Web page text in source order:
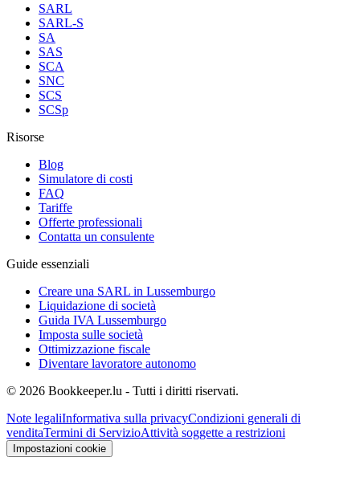
SARL
SARL-S
SA
SAS
SCA
SNC
SCS
SCSp
Risorse
Blog
Simulatore di costi
FAQ
Tariffe
Offerte professionali
Contatta un consulente
Guide essenziali
Creare una SARL in Lussemburgo
Liquidazione di società
Guida IVA Lussemburgo
Imposta sulle società
Ottimizzazione fiscale
Diventare lavoratore autonomo
© 2026 Bookkeeper.lu - Tutti i diritti riservati.
Note legaliInformativa sulla privacyCondizioni generali di
venditaTermini di ServizioAttività soggette a restrizioni
Impostazioni cookie